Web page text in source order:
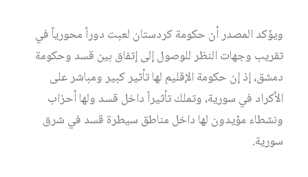
ويؤكد المصدر أن حكومة كردستان لعبت دوراً محورياً في
تقريب وجهات النظر للوصول إلى إتفاق بين قسد وحكومة
دمشق، إذ إن حكومة الإقليم لها تأثير كبير ومباشر على
الأكراد في سورية، وتملك تأثيراً داخل قسد ولها أحزاب
ونشطاء مؤيدون لها داخل مناطق سيطرة قسد في شرق
سورية.